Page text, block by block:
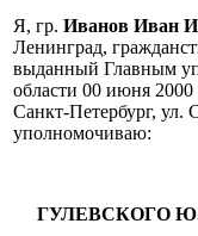
Я, гр. Иванов Иван
Ленинград,
выданный Главным
области 00 июня 2000
Санкт-Петербург, ул.
уполномочиваю:
ГУЛЕВСКОГО